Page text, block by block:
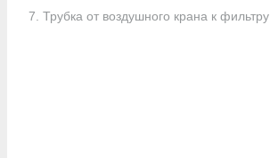
Трубка от воздушного крана к фильтру